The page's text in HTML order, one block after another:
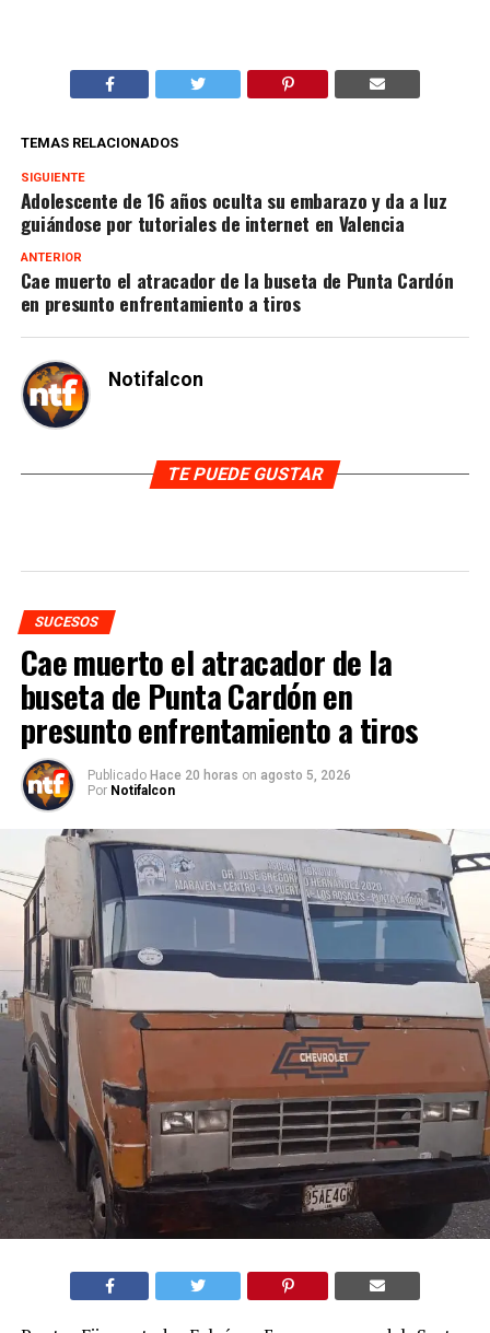
TEMAS RELACIONADOS
SIGUIENTE
Adolescente de 16 años oculta su embarazo y da a luz
guiándose por tutoriales de internet en Valencia
ANTERIOR
Cae muerto el atracador de la buseta de Punta Cardón
en presunto enfrentamiento a tiros
Notifalcon
TE PUEDE GUSTAR
SUCESOS
Cae muerto el atracador de la
buseta de Punta Cardón en
presunto enfrentamiento a tiros
Publicado Hace 20 horas on agosto 5, 2026
Por Notifalcon